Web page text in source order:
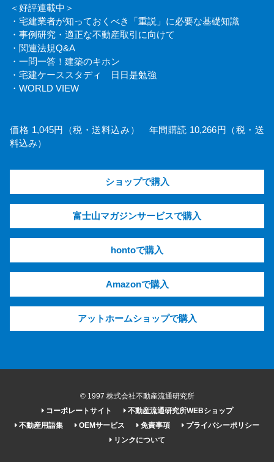
＜好評連載中＞
・宅建業者が知っておくべき「重説」に必要な基礎知識
・事例研究・適正な不動産取引に向けて
・関連法規Q&A
・一問一答！建築のキホン
・宅建ケーススタディ 日日是勉強
・WORLD VIEW
価格 1,045円（税・送料込み） 年間購読 10,266円（税・送
料込み）
ショップで購入
富士山マガジンサービスで購入
hontoで購入
Amazonで購入
アットホームショップで購入
© 1997 株式会社不動産流通研究所
コーポレートサイト
不動産流通研究所WEBショップ
不動産用語集
OEMサービス 免責事項
プライバシーポリシー
リンクについて